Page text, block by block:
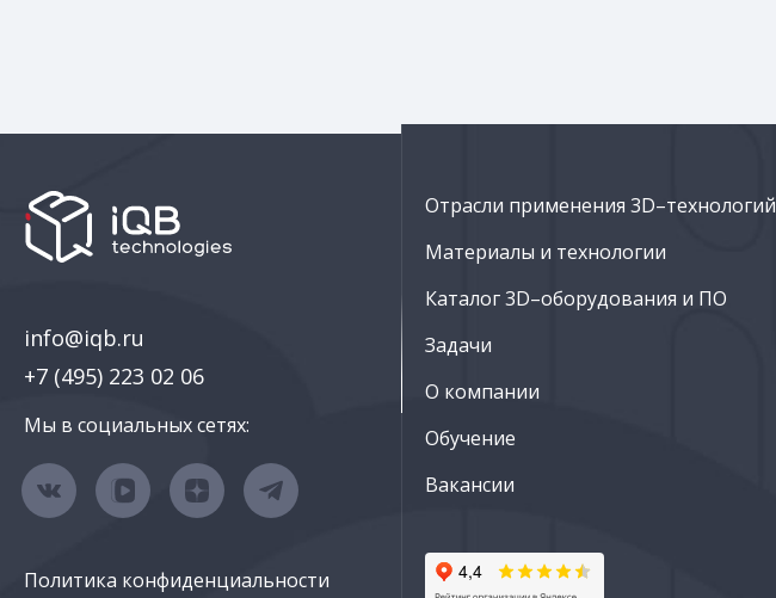
info@iqb.ru
+7 (495) 223 02 06
Мы в социальных сетях:
Политика конфиденциальности
Отрасли применения 3D–технологий
Материалы и технологии
Каталог 3D–оборудования и ПО
Задачи
О компании
Обучение
Вакансии